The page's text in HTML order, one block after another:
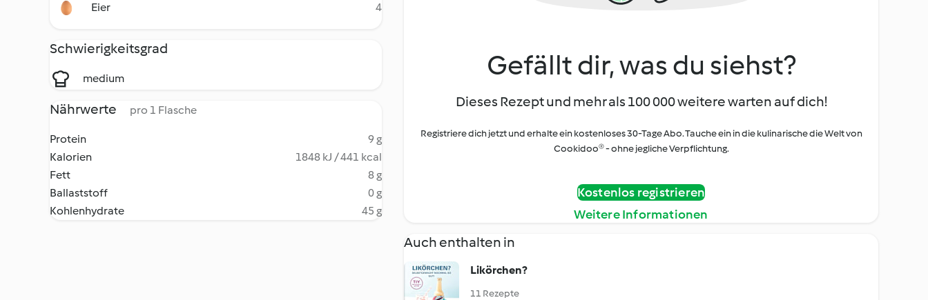
Eier 4
Schwierigkeitsgrad
medium
Nährwerte pro 1 Flasche
Protein
9 g
Kalorien
1848 kJ / 441 kcal
Fett
8 g
Ballaststoff
0 g
Kohlenhydrate
45 g
Gefällt dir, was du siehst?
Dieses Rezept und mehr als 100 000 weitere warten auf dich!
Registriere dich jetzt und erhalte ein kostenloses 30-Tage Abo. Tauche ein in die kulinarische die Welt von
Cookidoo® - ohne jegliche Verpflichtung.
Kostenlos registrieren
Weitere Informationen
Auch enthalten in
Likörchen?
11 Rezepte